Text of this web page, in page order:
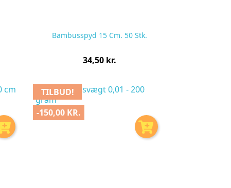
Bambusspyd 15 Cm. 50 Stk.
Pris
34,50 kr.
TILBUD!
-150,00 KR.